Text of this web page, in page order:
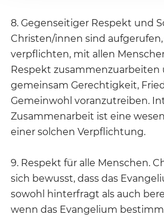
8. Gegenseitiger Respekt und
Christen/innen sind aufgerufen,
verpflichten, mit allen
Respekt
gemeinsam Gerechtigkeit,
Gemeinwohl voranzutreiben.
Zusammenarbeit ist eine
einer solchen Verpflichtung.
9. Respekt für alle Menschen.
sich bewusst, dass das
sowohl hinterfragt als auch
wenn das Evangelium